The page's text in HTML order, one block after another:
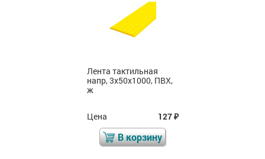
Лента тактильная
напр, 3х50х1000, ПВХ,
ж
Цена 127₽
В корзину